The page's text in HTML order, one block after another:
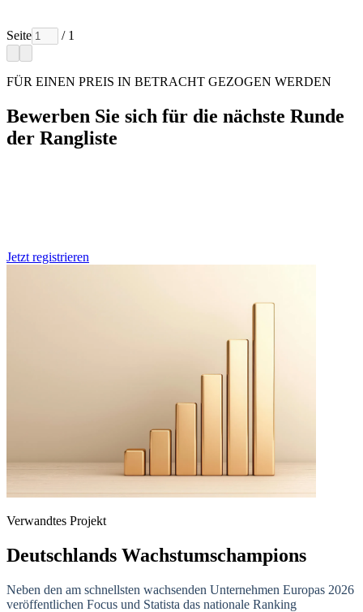
Seite / 1
FÜR EINEN PREIS IN BETRACHT GEZOGEN WERDEN
Bewerben Sie sich für die nächste Runde
der Rangliste
Jetzt registrieren
Verwandtes Projekt
Deutschlands Wachstumschampions
Neben den am schnellsten wachsenden Unternehmen Europas 2026
veröffentlichen Focus und Statista das nationale Ranking